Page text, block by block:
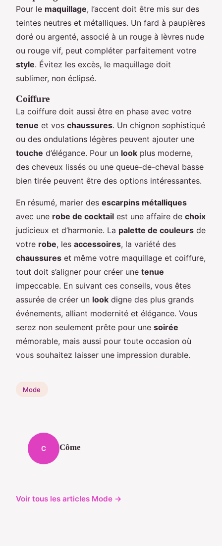
Pour le maquillage, l’accent doit être mis sur des
teintes neutres et métalliques. Un fard à paupières
doré ou argenté, associé à un rouge à lèvres nude
ou rouge vif, peut compléter parfaitement votre
style. Évitez les excès, le maquillage doit
sublimer, non éclipsé.
Coiffure
La coiffure doit aussi être en phase avec votre
tenue et vos chaussures. Un chignon sophistiqué
ou des ondulations légères peuvent ajouter une
touche d’élégance. Pour un look plus moderne,
des cheveux lissés ou une queue-de-cheval basse
bien tirée peuvent être des options intéressantes.
En résumé, marier des escarpins métalliques
avec une robe de cocktail est une affaire de choix
judicieux et d’harmonie. La palette de couleurs de
votre robe, les accessoires, la variété des
chaussures et même votre maquillage et coiffure,
tout doit s’aligner pour créer une tenue
impeccable. En suivant ces conseils, vous êtes
assurée de créer un look digne des plus grands
événements, alliant modernité et élégance. Vous
serez non seulement prête pour une soirée
mémorable, mais aussi pour toute occasion où
vous souhaitez laisser une impression durable.
Mode
C Côme
Voir tous les articles Mode →